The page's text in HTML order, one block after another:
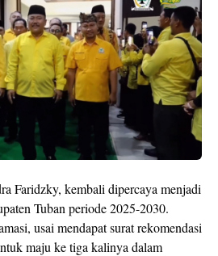
Faridzky, kembali dipercaya menjadi
Tuban periode 2025-2030.
usai mendapat surat rekomendasi
maju ke tiga kalinya dalam